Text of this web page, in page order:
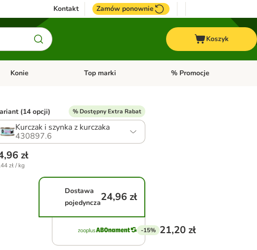
Kontakt Zamów ponownie
Koszyk
Akwarystyka
Otwórz menu kategorii: Ptaki
Konie Otwórz menu kategorii: Konie
Top marki Otwórz menu kategorii: Top
% Promocje
(14 opcji) % Dostępny Extra Rabat
Kurczak i szynka z kurczaka
430897.6
zł
zł / kg
Dostawa
pojedyncza24,96 zł
-15% 21,20 zł